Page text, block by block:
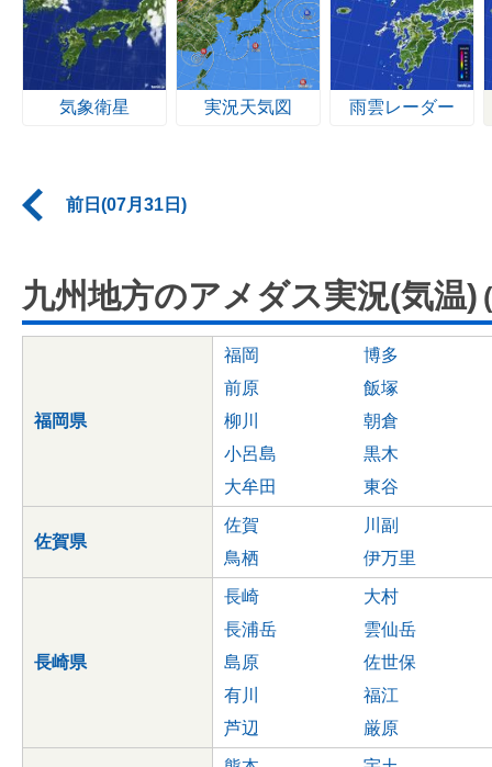
気象衛星 実況天気図 雨雲レーダー
前日(07月31日)
九州地方のアメダス実況(気温)
福岡県
福岡
博多
前原
飯塚
柳川
朝倉
小呂島
黒木
大牟田
東谷
佐賀県
佐賀
川副
鳥栖
伊万里
長崎県
長崎
大村
長浦岳
雲仙岳
島原
佐世保
有川
福江
芦辺
厳原